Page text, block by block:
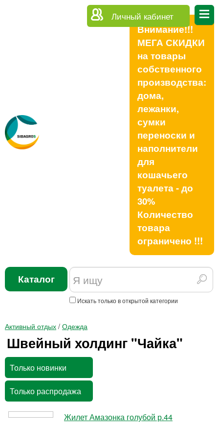
Личный кабинет
Внимание!!!
МЕГА СКИДКИ
на товары
собственного
производства:
дома,
лежанки,
сумки
переноски и
наполнители
для
кошачьего
туалета - до
30%
Количество
товара
ограничено !!!
Каталог
Искать только в открытой категории
Активный отдых / Одежда
Швейный холдинг "Чайка"
Только новинки
Только распродажа
Жилет Амазонка голубой р.44